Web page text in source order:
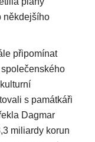
někdejšího
připomínat
s památkáři
Dagmar
miliardy korun